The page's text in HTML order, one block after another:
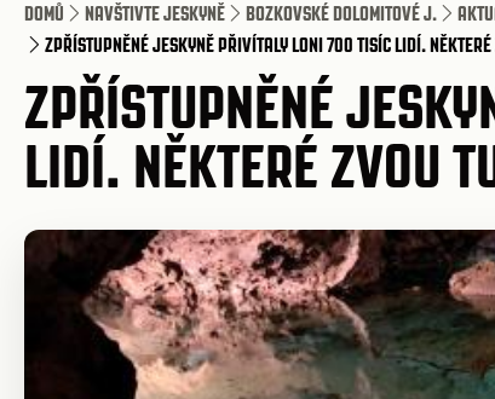
DOMŮ NAVŠTIVTE JESKYNĚ BOZKOVSKÉ DOLOMITOVÉ J.
ZPŘÍSTUPNĚNÉ JESKYNĚ PŘIVÍTALY LONI 700 TISÍC LIDÍ.
ZPŘÍSTUPNĚNÉ
LIDÍ. NĚKTERÉ ZVOU